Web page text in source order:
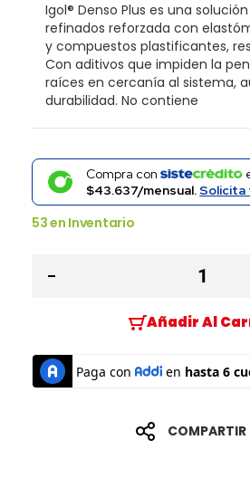
Igol® Denso Plus es una
refinados reforzada con
y compuestos plastificantes,
Con aditivos que impiden la
raíces en cercanía al sistema,
durabilidad. No contiene
Compra con
$43.637/mensual.Solicita
53en Inventario
Añadir Al
COMPARTIR